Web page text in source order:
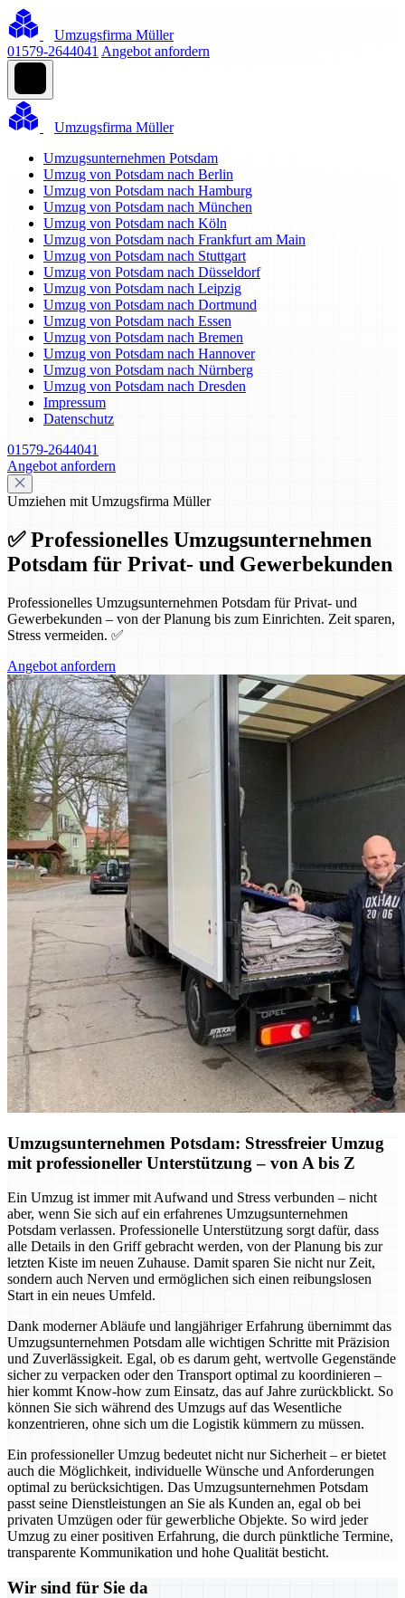
Umzugsfirma Müller
01579-2644041 Angebot anfordern
Umzugsfirma Müller
Umzugsunternehmen Potsdam
Umzug von Potsdam nach Berlin
Umzug von Potsdam nach Hamburg
Umzug von Potsdam nach München
Umzug von Potsdam nach Köln
Umzug von Potsdam nach Frankfurt am Main
Umzug von Potsdam nach Stuttgart
Umzug von Potsdam nach Düsseldorf
Umzug von Potsdam nach Leipzig
Umzug von Potsdam nach Dortmund
Umzug von Potsdam nach Essen
Umzug von Potsdam nach Bremen
Umzug von Potsdam nach Hannover
Umzug von Potsdam nach Nürnberg
Umzug von Potsdam nach Dresden
Impressum
Datenschutz
01579-2644041
Angebot anfordern
Umziehen mit Umzugsfirma Müller
✅ Professionelles Umzugsunternehmen
Potsdam für Privat- und Gewerbekunden
Professionelles Umzugsunternehmen Potsdam für Privat- und
Gewerbekunden – von der Planung bis zum Einrichten. Zeit sparen,
Stress vermeiden. ✅
Angebot anfordern
Umzugsunternehmen Potsdam: Stressfreier Umzug
mit professioneller Unterstützung – von A bis Z
Ein Umzug ist immer mit Aufwand und Stress verbunden – nicht
aber, wenn Sie sich auf ein erfahrenes Umzugsunternehmen
Potsdam verlassen. Professionelle Unterstützung sorgt dafür, dass
alle Details in den Griff gebracht werden, von der Planung bis zur
letzten Kiste im neuen Zuhause. Damit sparen Sie nicht nur Zeit,
sondern auch Nerven und ermöglichen sich einen reibungslosen
Start in ein neues Umfeld.
Dank moderner Abläufe und langjähriger Erfahrung übernimmt das
Umzugsunternehmen Potsdam alle wichtigen Schritte mit Präzision
und Zuverlässigkeit. Egal, ob es darum geht, wertvolle Gegenstände
sicher zu verpacken oder den Transport optimal zu koordinieren –
hier kommt Know-how zum Einsatz, das auf Jahre zurückblickt. So
können Sie sich während des Umzugs auf das Wesentliche
konzentrieren, ohne sich um die Logistik kümmern zu müssen.
Ein professioneller Umzug bedeutet nicht nur Sicherheit – er bietet
auch die Möglichkeit, individuelle Wünsche und Anforderungen
optimal zu berücksichtigen. Das Umzugsunternehmen Potsdam
passt seine Dienstleistungen an Sie als Kunden an, egal ob bei
privaten Umzügen oder für gewerbliche Objekte. So wird jeder
Umzug zu einer positiven Erfahrung, die durch pünktliche Termine,
transparente Kommunikation und hohe Qualität besticht.
Wir sind für Sie da